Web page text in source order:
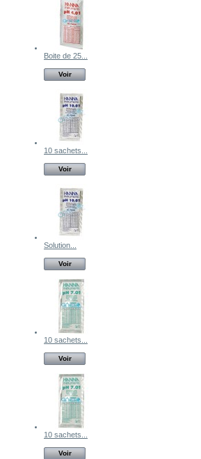
Boite de 25...
Voir
10 sachets...
Voir
Solution...
Voir
10 sachets...
Voir
10 sachets...
Voir